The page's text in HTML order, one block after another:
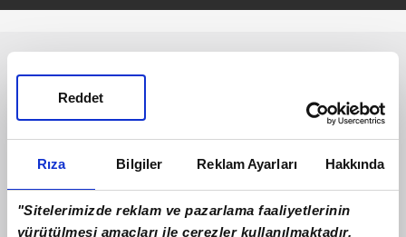
Rıza Bilgiler Reklam Ayarları Hakkında
"Sitelerimizde reklam ve pazarlama faaliyetlerinin
yürütülmesi amaçları ile çerezler kullanılmaktadır.
Reddet